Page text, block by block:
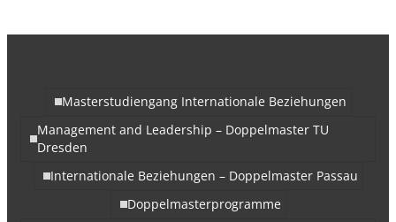
Masterstudiengang Internationale Beziehungen
Management and Leadership – Doppelmaster TU
Dresden
Internationale Beziehungen – Doppelmaster Passau
Doppelmasterprogramme